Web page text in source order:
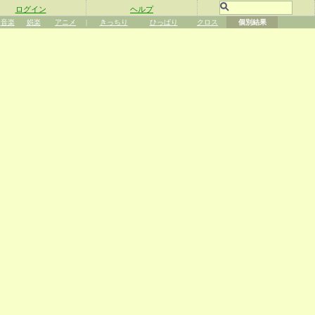
ログイン ヘルプ
音楽 娯楽 アニメ | きっちり ひっぱり クロス 個別結果